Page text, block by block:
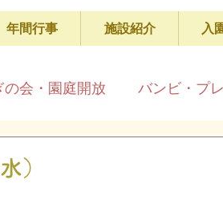
年間行事 施設紹介 入
の会・園庭開放 バンビ・プ
）